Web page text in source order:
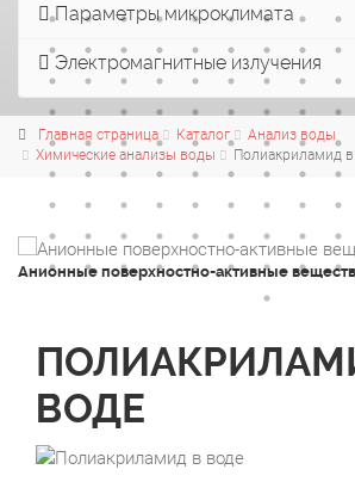
Параметры микроклимата
Электромагнитные излучения
Главная страница Каталог
Анализ воды
Химические анализы воды
Полиакриламид
Анионные поверхностно-активные
ВОДЕ